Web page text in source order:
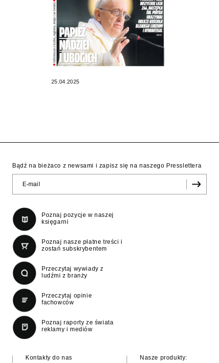
25.04.2025
Bądź na bieżaco z newsami i zapisz się na naszego Presslettera
Poznaj pozycje w naszej
księgarni
Poznaj nasze płatne treści i
zostań subskrybentem
Przeczytaj wywiady z
ludźmi z branży
Przeczytaj opinie
fachowców
Poznaj raporty ze świata
reklamy i mediów
Kontakty do nas
Nasze produkty: